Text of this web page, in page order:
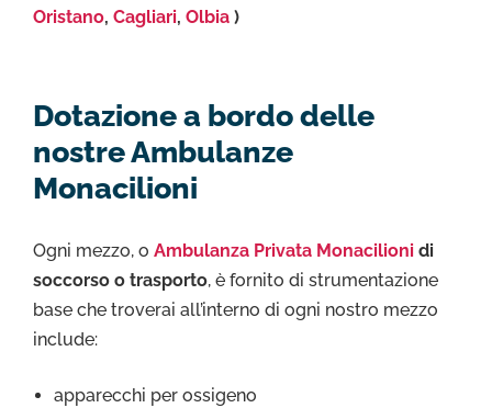
Oristano, Cagliari, Olbia )
Dotazione a bordo delle
nostre Ambulanze
Monacilioni
Ogni mezzo, o Ambulanza Privata Monacilioni di
soccorso o trasporto, è fornito di strumentazione
base che troverai all’interno di ogni nostro mezzo
include:
apparecchi per ossigeno